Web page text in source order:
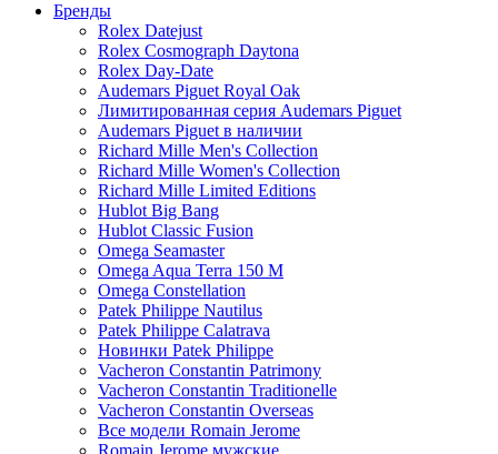
Бренды
Rolex Datejust
Rolex Cosmograph Daytona
Rolex Day-Date
Audemars Piguet Royal Oak
Лимитированная серия Audemars Piguet
Audemars Piguet в наличии
Richard Mille Men's Collection
Richard Mille Women's Collection
Richard Mille Limited Editions
Hublot Big Bang
Hublot Classic Fusion
Omega Seamaster
Omega Aqua Terra 150 M
Omega Constellation
Patek Philippe Nautilus
Patek Philippe Calatrava
Новинки Patek Philippe
Vacheron Constantin Patrimony
Vacheron Constantin Traditionelle
Vacheron Constantin Overseas
Все модели Romain Jerome